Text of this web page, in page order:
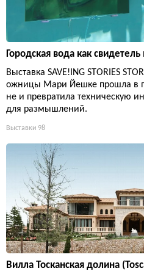
Городская вода как
Выставка SAVE!ING STORIES
ожницы Мари Йешке прошла в
не и превратила техническую
для размышлений.
Выставки 98
Вилла Тосканская долина